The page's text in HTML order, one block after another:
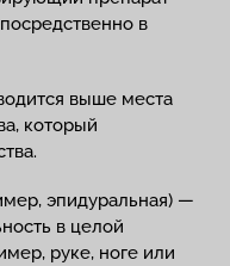
в
выше места
который
эпидуральная) —
в целой
руке, ноге или